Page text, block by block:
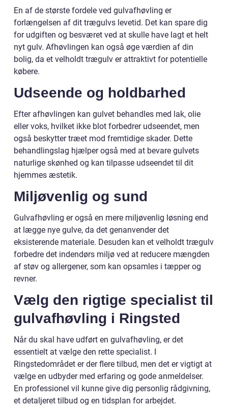
En af de største fordele ved gulvafhøvling er
forlængelsen af dit trægulvs levetid. Det kan spare dig
for udgiften og besværet ved at skulle have lagt et helt
nyt gulv. Afhøvlingen kan også øge værdien af din
bolig, da et velholdt trægulv er attraktivt for potentielle
købere.
Udseende og holdbarhed
Efter afhøvlingen kan gulvet behandles med lak, olie
eller voks, hvilket ikke blot forbedrer udseendet, men
også beskytter træet mod fremtidige skader. Dette
behandlingslag hjælper også med at bevare gulvets
naturlige skønhed og kan tilpasse udseendet til dit
hjemmes æstetik.
Miljøvenlig og sund
Gulvafhøvling er også en mere miljøvenlig løsning end
at lægge nye gulve, da det genanvender det
eksisterende materiale. Desuden kan et velholdt trægulv
forbedre det indendørs miljø ved at reducere mængden
af støv og allergener, som kan opsamles i tæpper og
revner.
Vælg den rigtige specialist til
gulvafhøvling i Ringsted
Når du skal have udført en gulvafhøvling, er det
essentielt at vælge den rette specialist. I
Ringstedområdet er der flere tilbud, men det er vigtigt at
vælge en udbyder med erfaring og gode anmeldelser.
En professionel vil kunne give dig personlig rådgivning,
et detaljeret tilbud og en tidsplan for arbejdet.